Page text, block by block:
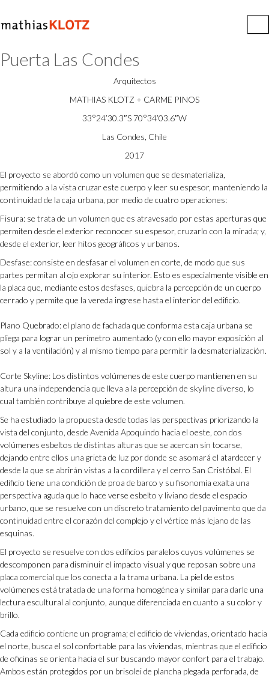
Puerta Las Condes
Arquitectos
MATHIAS KLOTZ + CARME PINOS
33°24’30.3″S 70°34’03.6″W
Las Condes, Chile
2017
El proyecto se abordó como un volumen que se desmaterializa,
permitiendo a la vista cruzar este cuerpo y leer su espesor, manteniendo la
continuidad de la caja urbana, por medio de cuatro operaciones:
Fisura: se trata de un volumen que es atravesado por estas aperturas que
permiten desde el exterior reconocer su espesor, cruzarlo con la mirada; y,
desde el exterior, leer hitos geográficos y urbanos.
Desfase: consiste en desfasar el volumen en corte, de modo que sus
partes permitan al ojo explorar su interior. Esto es especialmente visible en
la placa que, mediante estos desfases, quiebra la percepción de un cuerpo
cerrado y permite que la vereda ingrese hasta el interior del edificio.
Plano Quebrado: el plano de fachada que conforma esta caja urbana se
pliega para lograr un perímetro aumentado (y con ello mayor exposición al
sol y a la ventilación) y al mismo tiempo para permitir la desmaterialización.
Corte Skyline: Los distintos volúmenes de este cuerpo mantienen en su
altura una independencia que lleva a la percepción de skyline diverso, lo
cual también contribuye al quiebre de este volumen.
Se ha estudiado la propuesta desde todas las perspectivas priorizando la
vista del conjunto, desde Avenida Apoquindo hacia el oeste, con dos
volúmenes esbeltos de distintas alturas que se acercan sin tocarse,
dejando entre ellos una grieta de luz por donde se asomará el atardecer y
desde la que se abrirán vistas a la cordillera y el cerro San Cristóbal. El
edificio tiene una condición de proa de barco y su fisonomía exalta una
perspectiva aguda que lo hace verse esbelto y liviano desde el espacio
urbano, que se resuelve con un discreto tratamiento del pavimento que da
continuidad entre el corazón del complejo y el vértice más lejano de las
esquinas.
El proyecto se resuelve con dos edificios paralelos cuyos volúmenes se
descomponen para disminuir el impacto visual y que reposan sobre una
placa comercial que los conecta a la trama urbana. La piel de estos
volúmenes está tratada de una forma homogénea y similar para darle una
lectura escultural al conjunto, aunque diferenciada en cuanto a su color y
brillo.
Cada edificio contiene un programa; el edificio de viviendas, orientado hacia
el norte, busca el sol confortable para las viviendas, mientras que el edificio
de oficinas se orienta hacia el sur buscando mayor confort para el trabajo.
Ambos están protegidos por un brisolei de plancha plegada perforada, de